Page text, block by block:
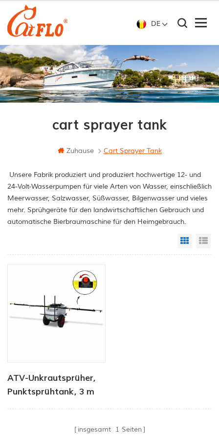
DE
cart sprayer tank
Zuhause Cart Sprayer Tank
Unsere Fabrik produziert und produziert hochwertige 12- und
24-Volt-Wasserpumpen für viele Arten von Wasser, einschließlich
Meerwasser, Salzwasser, Süßwasser, Bilgenwasser und vieles
mehr. Sprühgeräte für den landwirtschaftlichen Gebrauch und
automatische Bierbraumaschine für den Heimgebrauch.
Grid
ATV-Unkrautsprüher,
Punktsprühtank, 3 m
insgesamt 1 Seiten